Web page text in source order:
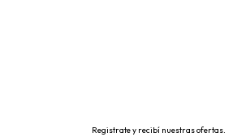
Registrate y recibí nuestras ofertas.